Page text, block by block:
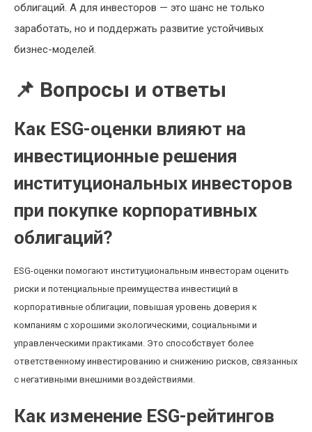
облигаций. А для инвесторов — это шанс не только
заработать, но и поддержать развитие устойчивых
бизнес-моделей.
📌 Вопросы и ответы
Как ESG-оценки влияют на
инвестиционные решения
институциональных инвесторов
при покупке корпоративных
облигаций?
ESG-оценки помогают институциональным инвесторам оценить
риски и потенциальные преимущества инвестиций в
корпоративные облигации, повышая уровень доверия к
компаниям с хорошими экологическими, социальными и
управленческими практиками. Это способствует более
ответственному инвестированию и снижению рисков, связанных
с негативными внешними воздействиями.
Как изменение ESG-рейтингов